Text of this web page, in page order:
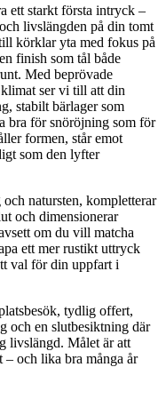
ett starkt första intryck –
livslängden på din tomt
körklar yta med fokus på
finish som tål både
Med beprövade
ser vi till att din
stabilt bärlager som
bra för snöröjning som för
formen, står emot
som den lyfter
natursten, kompletterar
och dimensionerar
om du vill matcha
ett mer rustikt uttryck
val för din uppfart i
tydlig offert,
och en slutbesiktning där
livslängd. Målet är att
– och lika bra många år